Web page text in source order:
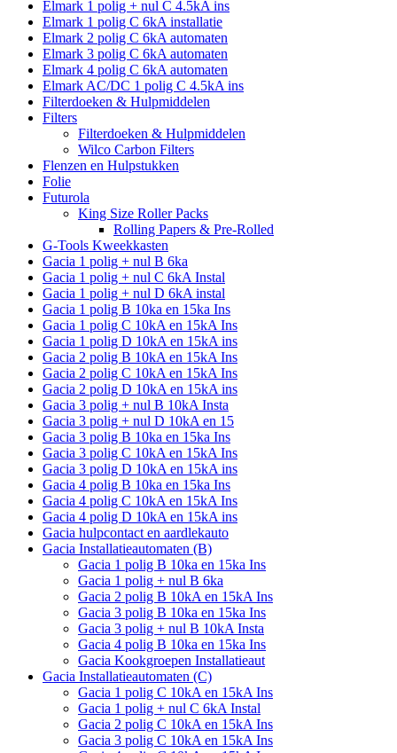
Elmark 1 polig + nul C 4.5kA ins
Elmark 1 polig C 6kA installatie
Elmark 2 polig C 6kA automaten
Elmark 3 polig C 6kA automaten
Elmark 4 polig C 6kA automaten
Elmark AC/DC 1 polig C 4.5kA ins
Filterdoeken & Hulpmiddelen
Filters
Filterdoeken & Hulpmiddelen
Wilco Carbon Filters
Flenzen en Hulpstukken
Folie
Futurola
King Size Roller Packs
Rolling Papers & Pre-Rolled
G-Tools Kweekkasten
Gacia 1 polig + nul B 6ka
Gacia 1 polig + nul C 6kA Instal
Gacia 1 polig + nul D 6kA instal
Gacia 1 polig B 10ka en 15ka Ins
Gacia 1 polig C 10kA en 15kA Ins
Gacia 1 polig D 10kA en 15kA ins
Gacia 2 polig B 10kA en 15kA Ins
Gacia 2 polig C 10kA en 15kA Ins
Gacia 2 polig D 10kA en 15kA ins
Gacia 3 polig + nul B 10kA Insta
Gacia 3 polig + nul D 10kA en 15
Gacia 3 polig B 10ka en 15ka Ins
Gacia 3 polig C 10kA en 15kA Ins
Gacia 3 polig D 10kA en 15kA ins
Gacia 4 polig B 10ka en 15ka Ins
Gacia 4 polig C 10kA en 15kA Ins
Gacia 4 polig D 10kA en 15kA ins
Gacia hulpcontact en aardlekauto
Gacia Installatieautomaten (B)
Gacia 1 polig B 10ka en 15ka Ins
Gacia 1 polig + nul B 6ka
Gacia 2 polig B 10kA en 15kA Ins
Gacia 3 polig B 10ka en 15ka Ins
Gacia 3 polig + nul B 10kA Insta
Gacia 4 polig B 10ka en 15ka Ins
Gacia Kookgroepen Installatieaut
Gacia Installatieautomaten (C)
Gacia 1 polig C 10kA en 15kA Ins
Gacia 1 polig + nul C 6kA Instal
Gacia 2 polig C 10kA en 15kA Ins
Gacia 3 polig C 10kA en 15kA Ins